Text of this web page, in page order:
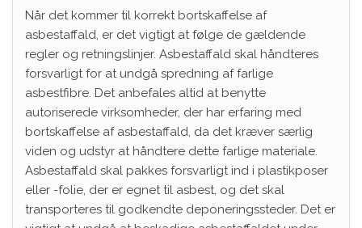
Når det kommer til korrekt bortskaffelse af
asbestaffald, er det vigtigt at følge de gældende
regler og retningslinjer. Asbestaffald skal håndteres
forsvarligt for at undgå spredning af farlige
asbestfibre. Det anbefales altid at benytte
autoriserede virksomheder, der har erfaring med
bortskaffelse af asbestaffald, da det kræver særlig
viden og udstyr at håndtere dette farlige materiale.
Asbestaffald skal pakkes forsvarligt ind i plastikposer
eller -folie, der er egnet til asbest, og det skal
transporteres til godkendte deponeringssteder. Det er